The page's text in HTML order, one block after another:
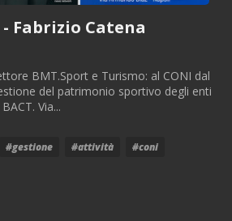
- Fabrizio Catena
BMT.Sport e Turismo: al CONI dal
del patrimonio sportivo degli enti
Via...
#gestione #attività
#coni